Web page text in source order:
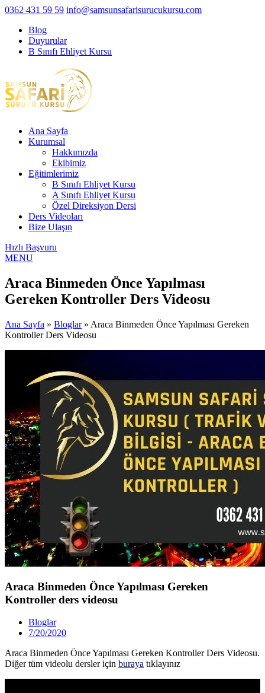
0362 431 59 59 info@samsunsafarisurucukursu.com
Blog
Duyurular
B Sınıfı Ehliyet Kursu
Ana Sayfa
Kurumsal
Hakkımızda
Ekibimiz
Eğitimlerimiz
B Sınıfı Ehliyet Kursu
A Sınıfı Ehliyet Kursu
Özel Direksiyon Dersi
Ders Videoları
Bize Ulaşın
Hızlı Başvuru
MENU
Araca Binmeden Önce Yapılması
Gereken Kontroller Ders Videosu
Ana Sayfa » Bloglar » Araca Binmeden Önce Yapılması Gereken
Kontroller Ders Videosu
Araca Binmeden Önce Yapılması Gereken
Kontroller ders videosu
Bloglar
7/20/2020
Araca Binmeden Önce Yapılması Gereken Kontroller Ders Videosu.
Diğer tüm videolu dersler için buraya tıklayınız